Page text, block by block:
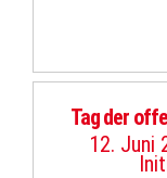
Tag der
12. Juni